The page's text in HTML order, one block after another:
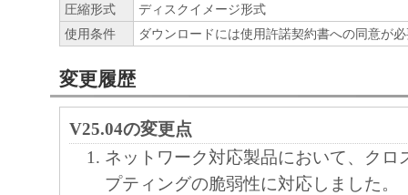
圧縮形式
ディスクイメージ形式
使用条件
ダウンロードには使用許諾契約書への同意が
変更履歴
V25.04の変更点
ネットワーク対応製品において、クロ
プティングの脆弱性に対応しました。